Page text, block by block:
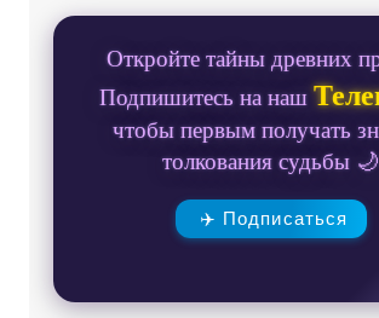
Откройте тайны древних
Подпишитесь на наш
чтобы первым получать
толкования судьбы 🌙
✈️ Подписаться